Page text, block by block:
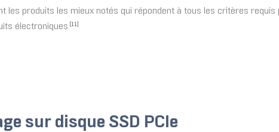
les produits les mieux notés qui répondent à tous les critères requis
électroniques. [11]
sur disque SSD PCIe